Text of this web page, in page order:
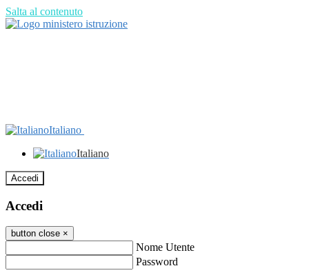
Salta al contenuto
Italiano
Italiano
Accedi
Accedi
button close ×
Nome Utente
Password